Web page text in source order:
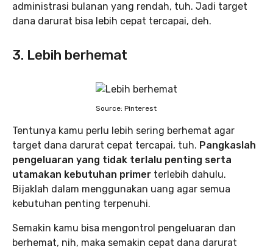
administrasi bulanan yang rendah, tuh. Jadi target
dana darurat bisa lebih cepat tercapai, deh.
3. Lebih berhemat
Source: Pinterest
Tentunya kamu perlu lebih sering berhemat agar
target dana darurat cepat tercapai, tuh. Pangkaslah
pengeluaran yang tidak terlalu penting serta
utamakan kebutuhan primer terlebih dahulu.
Bijaklah dalam menggunakan uang agar semua
kebutuhan penting terpenuhi.
Semakin kamu bisa mengontrol pengeluaran dan
berhemat, nih, maka semakin cepat dana darurat